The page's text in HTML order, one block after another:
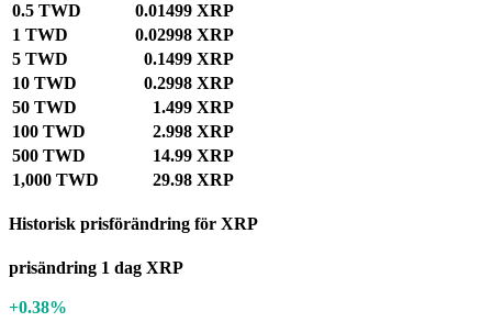
0.5 TWD
0.01499 XRP
1 TWD
0.02998 XRP
5 TWD
0.1499 XRP
10 TWD
0.2998 XRP
50 TWD
1.499 XRP
100 TWD
2.998 XRP
500 TWD
14.99 XRP
1,000 TWD
29.98 XRP
Historisk prisförändring för XRP
prisändring 1 dag XRP
+0.38%